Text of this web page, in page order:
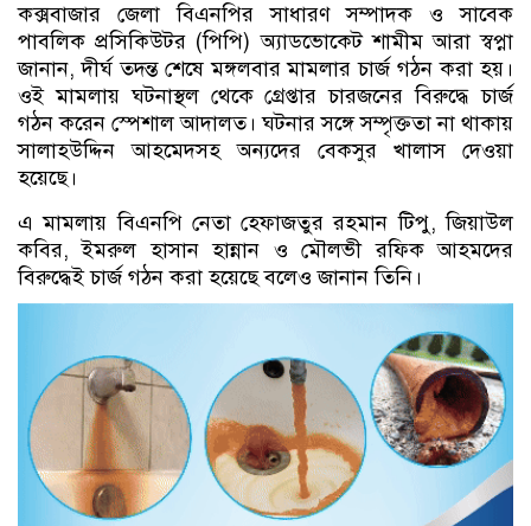
কক্সবাজার জেলা বিএনপির সাধারণ সম্পাদক ও সাবেক
পাবলিক প্রসিকিউটর (পিপি) অ্যাডভোকেট শামীম আরা স্বপ্না
জানান, দীর্ঘ তদন্ত শেষে মঙ্গলবার মামলার চার্জ গঠন করা হয়।
ওই মামলায় ঘটনাস্থল থেকে গ্রেপ্তার চারজনের বিরুদ্ধে চার্জ
গঠন করেন স্পেশাল আদালত। ঘটনার সঙ্গে সম্পৃক্ততা না থাকায়
সালাহউদ্দিন আহমেদসহ অন্যদের বেকসুর খালাস দেওয়া
হয়েছে।
এ মামলায় বিএনপি নেতা হেফাজতুর রহমান টিপু, জিয়াউল
কবির, ইমরুল হাসান হান্নান ও মৌলভী রফিক আহমদের
বিরুদ্ধেই চার্জ গঠন করা হয়েছে বলেও জানান তিনি।